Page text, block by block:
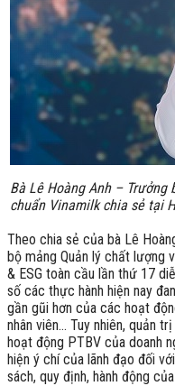
Bà Lê Hoàng Anh –
chuẩn Vinamilk chia sẻ tại
Theo chia sẻ của bà Lê
bộ mảng Quản lý chất lượng
& ESG toàn cầu lần thứ 17
số các thực hành hiện nay
gần gũi hơn của các hoạt
nhân viên… Tuy nhiên, quản
hoạt động PTBV của doanh
hiện ý chí của lãnh đạo đối
sách, quy định, hành động